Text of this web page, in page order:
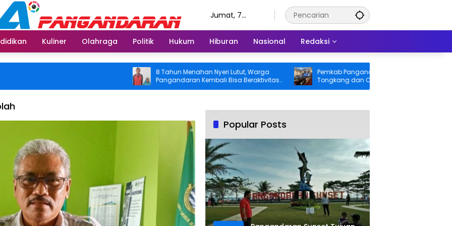
Jumat, 7
Kuliner Olahraga Politik Hukum Hiburan Nasional Redaksi
8 Tahun Menahan Nyeri Lutut, Warga
Pangandaran Kembali Bisa Beraktivitas
Usai Operasi Gratis Ditanggung BPJS
Pemkab Pangandaran Desak Bangkai
Tongkang dan Ceceran Batu Bara
Segera Diangkat, Soroti Buruknya
Popular Posts